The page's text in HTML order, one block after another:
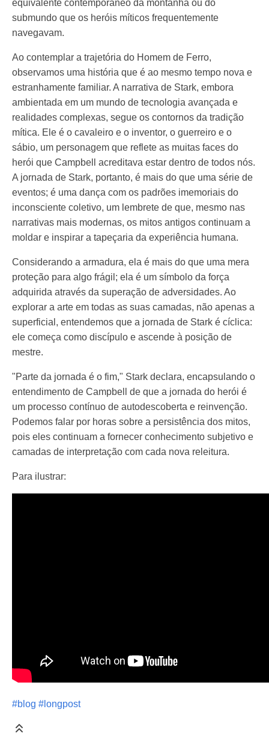
equivalente contemporâneo da montanha ou do
submundo que os heróis míticos frequentemente
navegavam.
Ao contemplar a trajetória do Homem de Ferro,
observamos uma história que é ao mesmo tempo nova e
estranhamente familiar. A narrativa de Stark, embora
ambientada em um mundo de tecnologia avançada e
realidades complexas, segue os contornos da tradição
mítica. Ele é o cavaleiro e o inventor, o guerreiro e o
sábio, um personagem que reflete as muitas faces do
herói que Campbell acreditava estar dentro de todos nós.
A jornada de Stark, portanto, é mais do que uma série de
eventos; é uma dança com os padrões imemoriais do
inconsciente coletivo, um lembrete de que, mesmo nas
narrativas mais modernas, os mitos antigos continuam a
moldar e inspirar a tapeçaria da experiência humana.
Considerando a armadura, ela é mais do que uma mera
proteção para algo frágil; ela é um símbolo da força
adquirida através da superação de adversidades. Ao
explorar a arte em todas as suas camadas, não apenas a
superficial, entendemos que a jornada de Stark é cíclica:
ele começa como discípulo e ascende à posição de
mestre.
"Parte da jornada é o fim," Stark declara, encapsulando o
entendimento de Campbell de que a jornada do herói é
um processo contínuo de autodescoberta e reinvenção.
Podemos falar por horas sobre a persistência dos mitos,
pois eles continuam a fornecer conhecimento subjetivo e
camadas de interpretação com cada nova releitura.
Para ilustrar:
#blog #longpost